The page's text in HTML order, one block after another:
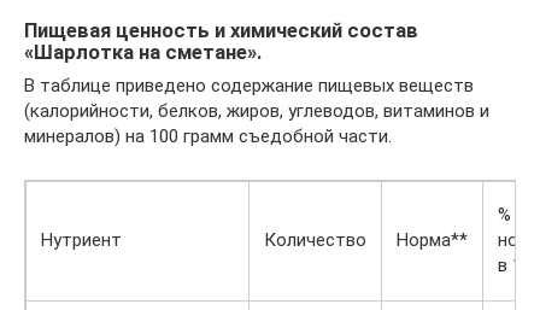
Пищевая ценность и химический состав
«Шарлотка на сметане».
В таблице приведено содержание пищевых веществ
(калорийности, белков, жиров, углеводов, витаминов и
минералов) на 100 грамм съедобной части.
Нутриент Количество Норма**
% от
в